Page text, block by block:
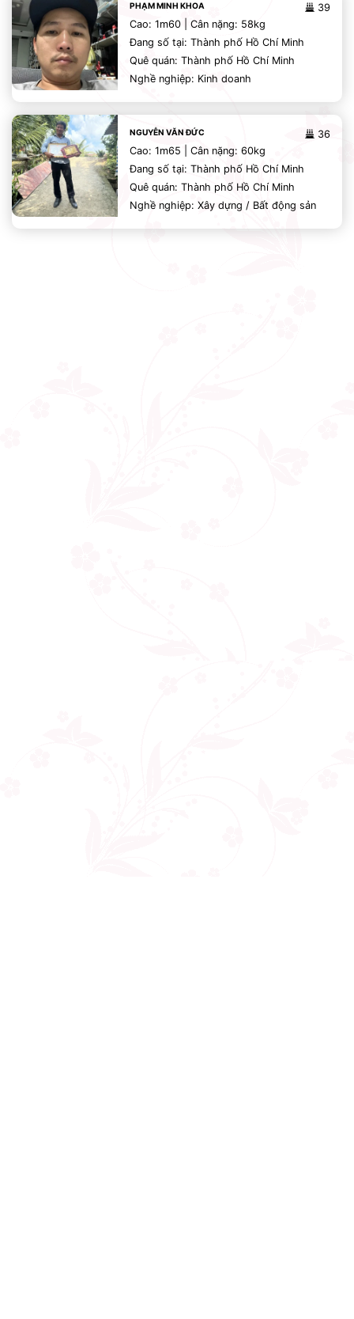
39
PHẠM MINH KHOA
Cao: 1m60 | Cân nặng: 58kg
Đang số tại: Thành phố Hồ Chí Minh
Quê quán: Thành phố Hồ Chí Minh
Nghề nghiệp: Kinh doanh
36
NGUYỄN VĂN ĐỨC
Cao: 1m65 | Cân nặng: 60kg
Đang số tại: Thành phố Hồ Chí Minh
Quê quán: Thành phố Hồ Chí Minh
Nghề nghiệp: Xây dựng / Bất động sản